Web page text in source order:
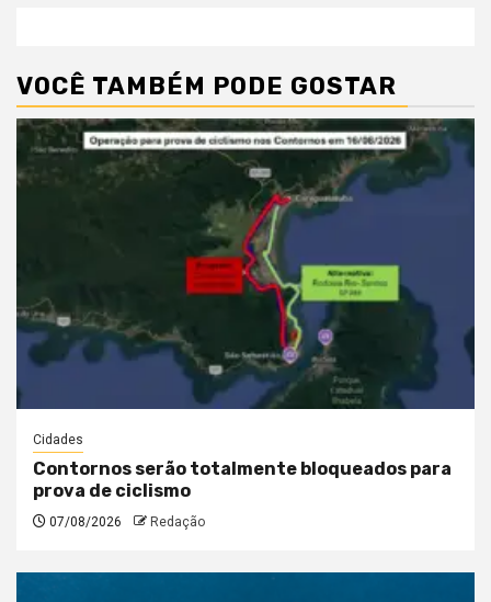
VOCÊ TAMBÉM PODE GOSTAR
Cidades
Contornos serão totalmente bloqueados para
prova de ciclismo
07/08/2026 Redação